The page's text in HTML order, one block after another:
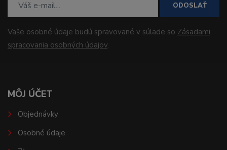
ODOSLAŤ
Vaše osobné údaje budú spravované v súlade so Zásadami
spracovania osobných údajov.
MÔJ ÚČET
Objednávky
Osobné údaje